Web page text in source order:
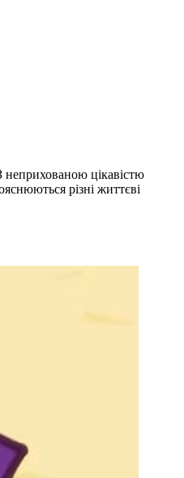
неприхованою цікавістю
різні життєві